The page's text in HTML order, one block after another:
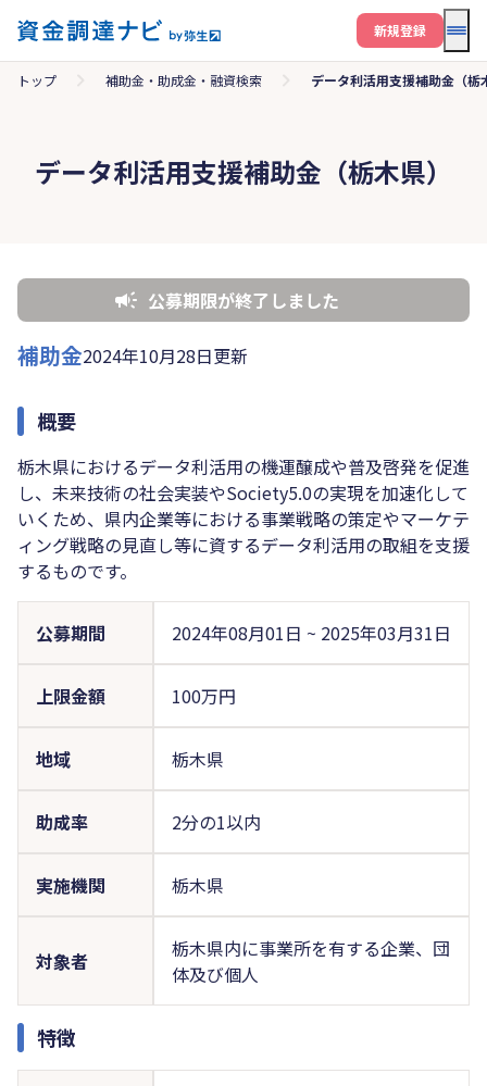
メ
新規登録
トップ 補助金・助成金・融資検索 データ利活用支援補助金（栃
データ利活用支援補助金（栃木県）
公募期限が終了しました
補助金2024年10月28日更新
概要
栃木県におけるデータ利活用の機運醸成や普及啓発を促進
し、未来技術の社会実装やSociety5.0の実現を加速化して
いくため、県内企業等における事業戦略の策定やマーケテ
ィング戦略の見直し等に資するデータ利活用の取組を支援
するものです。
公募期間 2024年08月01日 ~ 2025年03月31日
上限金額 100万円
地域 栃木県
助成率 2分の1以内
実施機関 栃木県
対象者
栃木県内に事業所を有する企業、団
体及び個人
特徴